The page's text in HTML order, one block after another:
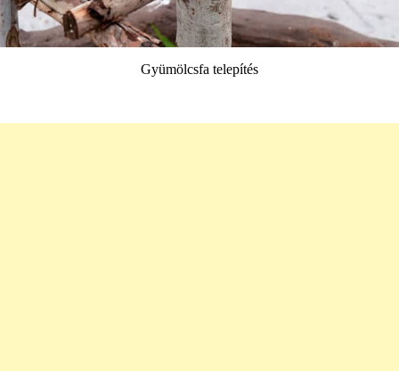
Gyümölcsfa telepítés